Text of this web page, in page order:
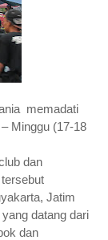
memadati
Minggu (17-18
dan
Jatim
datang dari
dan